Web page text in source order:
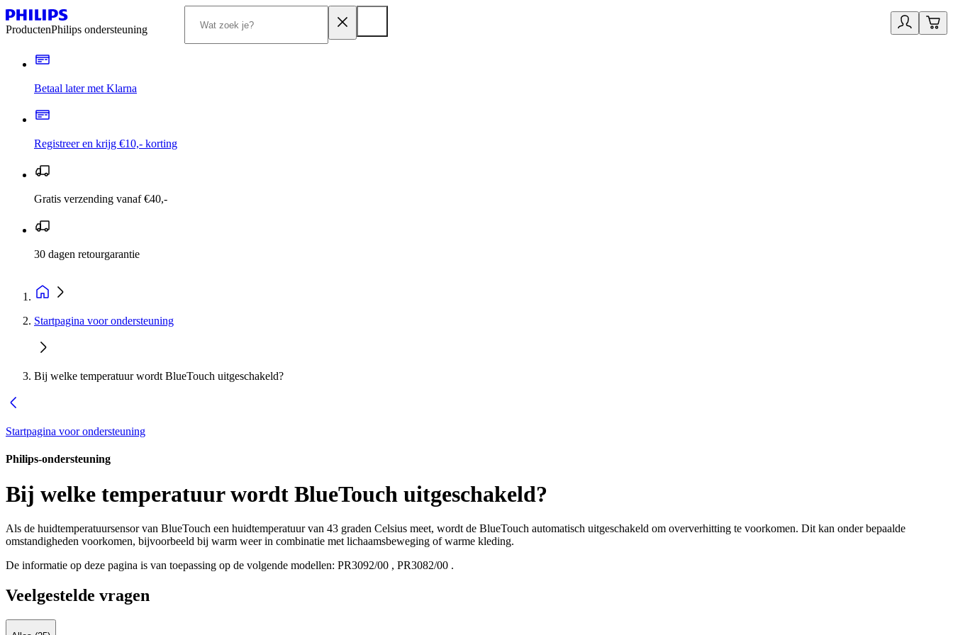
ProductenPhilips ondersteuning
Betaal later met Klarna
Registreer en krijg €10,- korting
Gratis verzending vanaf €40,-
30 dagen retourgarantie
Startpagina voor ondersteuning
Bij welke temperatuur wordt BlueTouch uitgeschakeld?
Startpagina voor ondersteuning
Philips-ondersteuning
Bij welke temperatuur wordt BlueTouch uitgeschakeld?
Als de huidtemperatuursensor van BlueTouch een huidtemperatuur van 43 graden Celsius meet, wordt de BlueTouch automatisch uitgeschakeld om oververhitting te voorkomen. Dit kan onder bepaalde
omstandigheden voorkomen, bijvoorbeeld bij warm weer in combinatie met lichaamsbeweging of warme kleding.
De informatie op deze pagina is van toepassing op de volgende modellen: PR3092/00 , PR3082/00 .
Veelgestelde vragen